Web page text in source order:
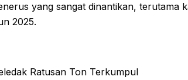
yang sangat dinantikan, terutama
2025.
Ratusan Ton Terkumpul